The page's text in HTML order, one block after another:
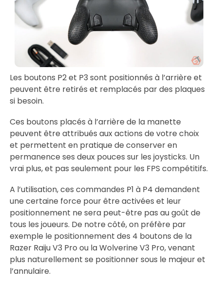
Les boutons P2 et P3 sont positionnés à l’arrière et
peuvent être retirés et remplacés par des plaques
si besoin.
Ces boutons placés à l’arrière de la manette
peuvent être attribués aux actions de votre choix
et permettent en pratique de conserver en
permanence ses deux pouces sur les joysticks. Un
vrai plus, et pas seulement pour les FPS compétitifs.
A l’utilisation, ces commandes P1 à P4 demandent
une certaine force pour être activées et leur
positionnement ne sera peut-être pas au goût de
tous les joueurs. De notre côté, on préfère par
exemple le positionnement des 4 boutons de la
Razer Raiju V3 Pro ou la Wolverine V3 Pro, venant
plus naturellement se positionner sous le majeur et
l’annulaire.